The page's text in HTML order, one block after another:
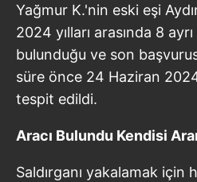
Yağmur K.'nin eski eşi
2024 yılları arasında 8
bulunduğu ve son
süre önce 24 Haziran
tespit edildi.
Aracı Bulundu Kendisi
Saldırganı yakalamak için